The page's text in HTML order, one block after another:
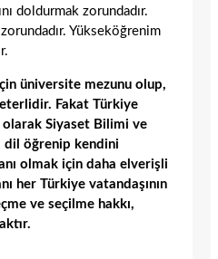
doldurmak zorundadır.
Yükseköğrenim
üniversite mezunu olup,
Fakat Türkiye
Siyaset Bilimi ve
dil öğrenip kendini
olmak için daha elverişli
her Türkiye vatandaşının
ve seçilme hakkı,